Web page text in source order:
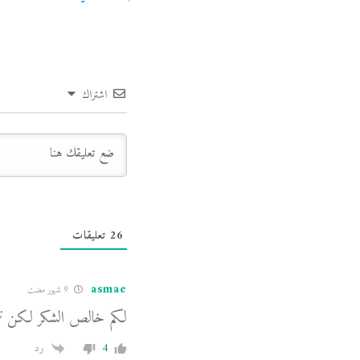
اشتراك
26 تعليقات
asmae
لكم خالص الشكر لكن
4 رد